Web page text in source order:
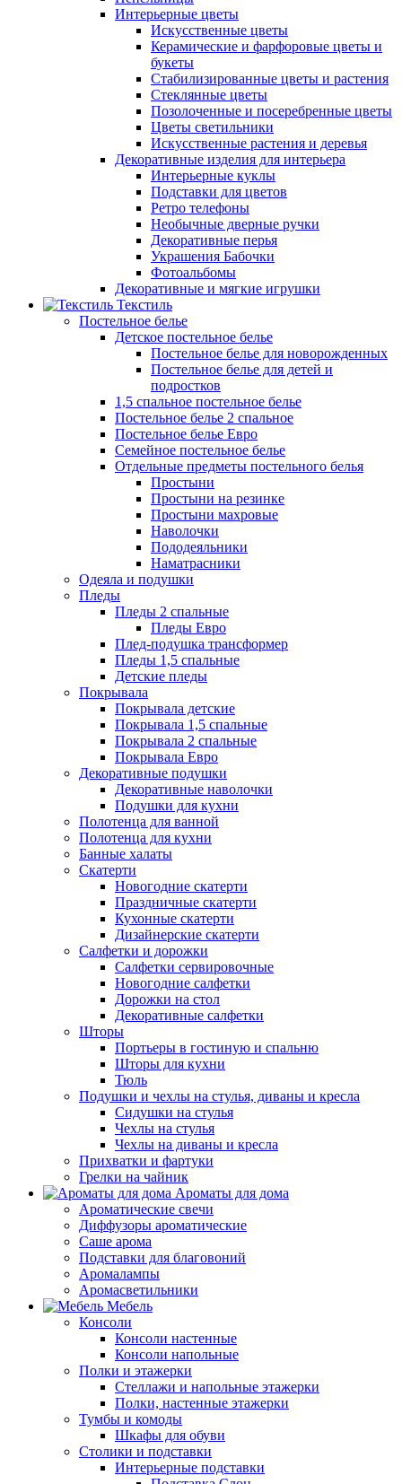
Интерьерные цветы
Искусственные цветы
Керамические и фарфоровые цветы и
букеты
Стабилизированные цветы и растения
Стеклянные цветы
Позолоченные и посеребренные цветы
Цветы светильники
Искусственные растения и деревья
Декоративные изделия для интерьера
Интерьерные куклы
Подставки для цветов
Ретро телефоны
Необычные дверные ручки
Декоративные перья
Украшения Бабочки
Фотоальбомы
Декоративные и мягкие игрушки
Текстиль
Постельное белье
Детское постельное белье
Постельное белье для новорожденных
Постельное белье для детей и
подростков
1,5 спальное постельное белье
Постельное белье 2 спальное
Постельное белье Евро
Семейное постельное белье
Отдельные предметы постельного белья
Простыни
Простыни на резинке
Простыни махровые
Наволочки
Пододеяльники
Наматрасники
Одеяла и подушки
Пледы
Пледы 2 спальные
Пледы Евро
Плед-подушка трансформер
Пледы 1,5 спальные
Детские пледы
Покрывала
Покрывала детские
Покрывала 1,5 спальные
Покрывала 2 спальные
Покрывала Евро
Декоративные подушки
Декоративные наволочки
Подушки для кухни
Полотенца для ванной
Полотенца для кухни
Банные халаты
Скатерти
Новогодние скатерти
Праздничные скатерти
Кухонные скатерти
Дизайнерские скатерти
Салфетки и дорожки
Салфетки сервировочные
Новогодние салфетки
Дорожки на стол
Декоративные салфетки
Шторы
Портьеры в гостиную и спальню
Шторы для кухни
Тюль
Подушки и чехлы на стулья, диваны и кресла
Сидушки на стулья
Чехлы на стулья
Чехлы на диваны и кресла
Прихватки и фартуки
Грелки на чайник
Ароматы для дома
Ароматические свечи
Диффузоры ароматические
Саше арома
Подставки для благовоний
Аромалампы
Аромасветильники
Мебель
Консоли
Консоли настенные
Консоли напольные
Полки и этажерки
Стеллажи и напольные этажерки
Полки, настенные этажерки
Тумбы и комоды
Шкафы для обуви
Столики и подставки
Интерьерные подставки